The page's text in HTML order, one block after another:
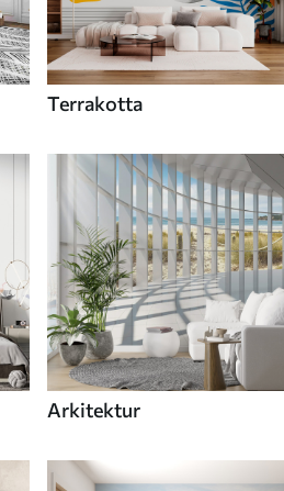
Terrakotta
Arkitektur